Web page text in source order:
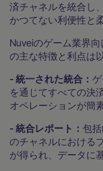
済チャネルを統合し
かつてない利便性と
Nuveiのゲーム業界
の主な特徴と利点は
- 統一された統合：
を通じてすべての決
オペレーションが簡
- 統合レポート： 包
のチャネルにおける
が得られ、データに